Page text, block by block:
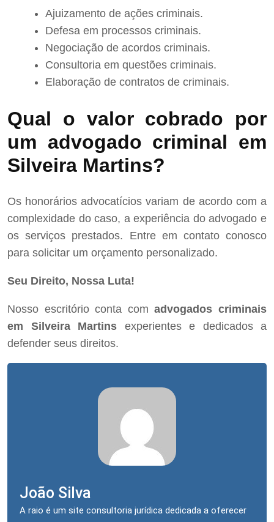
Ajuizamento de ações criminais.
Defesa em processos criminais.
Negociação de acordos criminais.
Consultoria em questões criminais.
Elaboração de contratos de criminais.
Qual o valor cobrado por
um advogado criminal em
Silveira Martins?
Os honorários advocatícios variam de acordo com a
complexidade do caso, a experiência do advogado e
os serviços prestados. Entre em contato conosco
para solicitar um orçamento personalizado.
Seu Direito, Nossa Luta!
Nosso escritório conta comadvogados criminais
em Silveira Martins experientes e dedicados a
defender seus direitos.
João Silva
A raio é um site consultoria jurídica dedicada a oferecer